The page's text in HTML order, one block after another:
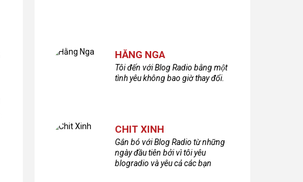
HẰNG NGA
Tôi đến với Blog Radio bằng một
tình yêu không bao giờ thay đổi.
CHIT XINH
Gắn bó với Blog Radio từ những
ngày đầu tiên bởi vì tôi yêu
blogradio và yêu cả các bạn